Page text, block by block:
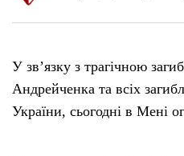
У зв’язку з трагічною
Андрейченка та всіх
України, сьогодні в Мені